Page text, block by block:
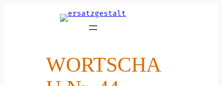
WORTSCHA